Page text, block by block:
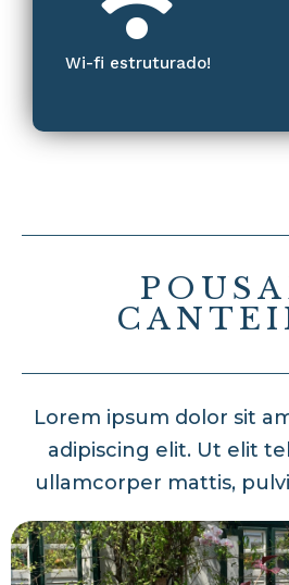
Wi-fi estruturado!
Lorem ipsum dolor sit
adipiscing elit. Ut elit
ullamcorper mattis,